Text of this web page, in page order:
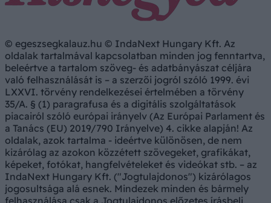
© egeszsegkalauz.hu © IndaNext Hungary Kft. Az
oldalak tartalmával kapcsolatban minden jog fenntartva,
beleértve a tartalom szöveg- és adatbányászat céljára
való felhasználását is – a szerzői jogról szóló 1999. évi
LXXVI. törvény rendelkezései értelmében a törvény
35/A. § (1) paragrafusa és a digitális szolgáltatások
piacairól szóló európai irányelv (Az Európai Parlament és
a Tanács (EU) 2019/790 Irányelve) 4. cikke alapján! Az
oldalak, azok tartalma - ideértve különösen, de nem
kizárólag az azokon közzétett szövegeket, grafikákat,
képeket, fotókat, hangfelvételeket és videókat stb. – az
IndaNext Hungary Kft. ("Jogtulajdonos") kizárólagos
jogosultsága alá esnek. Mindezek minden és bármely